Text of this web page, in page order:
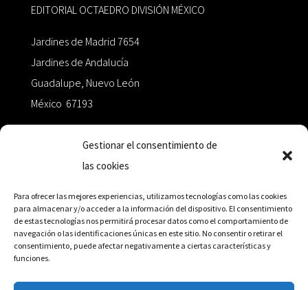
Gestionar el consentimiento de
las cookies
Para ofrecer las mejores experiencias, utilizamos tecnologías como las cookies
para almacenar y/o acceder a la información del dispositivo. El consentimiento
de estas tecnologías nos permitirá procesar datos como el comportamiento de
navegación o las identificaciones únicas en este sitio. No consentir o retirar el
consentimiento, puede afectar negativamente a ciertas características y
funciones.
EDITORIAL OCTAEDRO DIVISIÓN MÉXICO
Jardines de Madrid 7654
Jardines de Andalucía
Guadalupe, Nuevo León
México 67193
+52 811.499.5638
RED DE DISTRIBUCIÓN
Distribuidores en México y Octaedro internacional